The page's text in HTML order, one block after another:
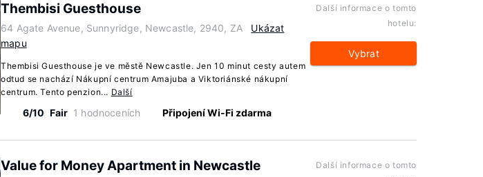
Thembisi Guesthouse
64 Agate Avenue, Sunnyridge, Newcastle, 2940, ZA
Ukázat
mapu
Thembisi Guesthouse je ve městě Newcastle. Jen 10 minut cesty autem
odtud se nachází Nákupní centrum Amajuba a Viktoriánské nákupní
centrum. Tento penzion... Další
6/10 Fair 1 hodnoceních Připojení Wi-Fi zdarma
Další informace o tomto
hotelu:
Vybrat
Value for Money Apartment in Newcastle
Další informace o tomto